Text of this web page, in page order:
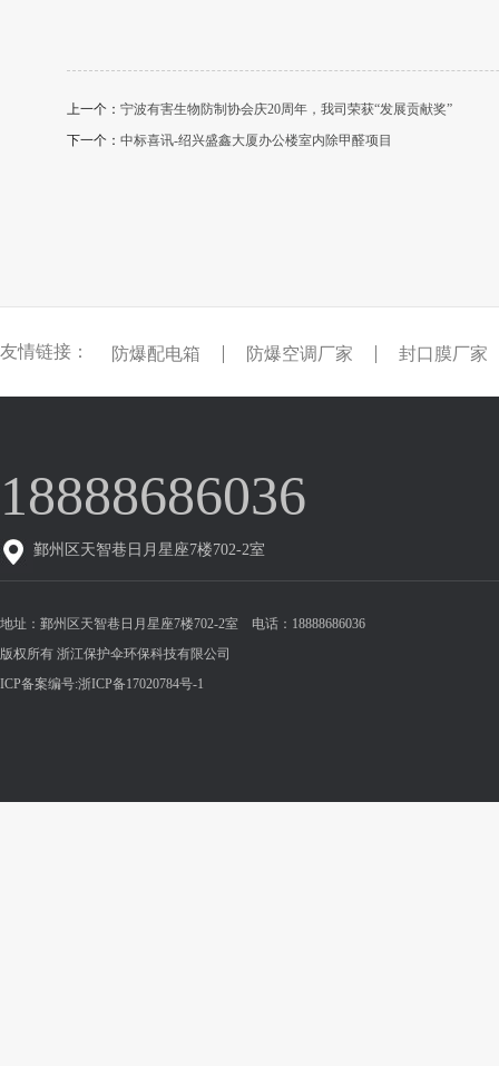
上一个： 宁波有害生物防制协会庆20周年，我司荣获“发展贡献奖”
下一个： 中标喜讯-绍兴盛鑫大厦办公楼室内除甲醛项目
友情链接： 防爆配电箱 防爆空调厂家 封口膜厂家
18888686036
鄞州区天智巷日月星座7楼702-2室
地址：鄞州区天智巷日月星座7楼702-2室 电话：18888686036
版权所有 浙江保护伞环保科技有限公司
ICP备案编号:浙ICP备17020784号-1